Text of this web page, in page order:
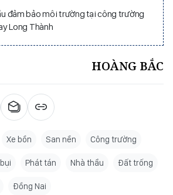
đảm bảo môi trường tại công trường
Long Thành
HOÀNG BẮC
Xe bồn San nền Công trường
Phát tán Nhà thầu Đất trống
Đồng Nai